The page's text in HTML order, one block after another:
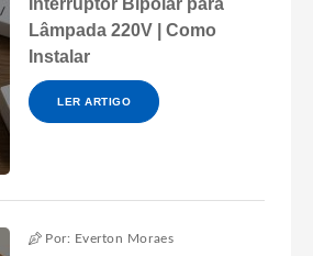
Lâmpada 220V | Como
Instalar
LER ARTIGO
Por: Everton Moraes